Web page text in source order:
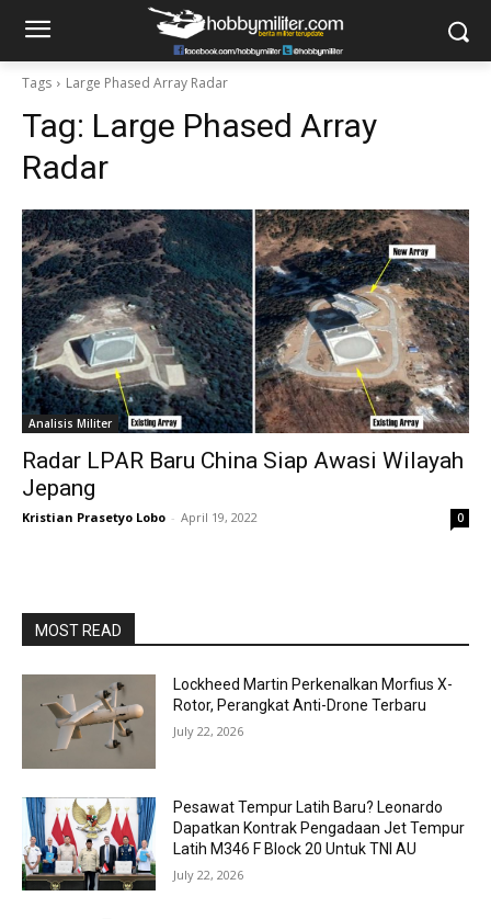
Tags Large Phased Array Radar
Tag: Large Phased Array
Radar
Analisis Militer
Radar LPAR Baru China Siap Awasi Wilayah
Jepang
Kristian Prasetyo Lobo - April 19, 2022 0
MOST READ
Lockheed Martin Perkenalkan Morfius X-
Rotor, Perangkat Anti-Drone Terbaru
July 22, 2026
Pesawat Tempur Latih Baru? Leonardo
Dapatkan Kontrak Pengadaan Jet Tempur
Latih M346 F Block 20 Untuk TNI AU
July 22, 2026